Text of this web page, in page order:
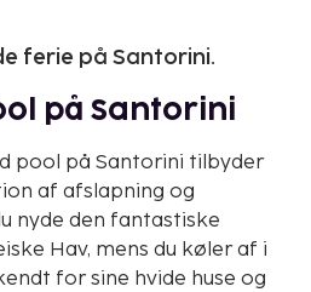
ferie på Santorini.
på Santorini
pool på Santorini tilbyder
af afslapning og
nyde den fantastiske
Hav, mens du køler af i
for sine hvide huse og